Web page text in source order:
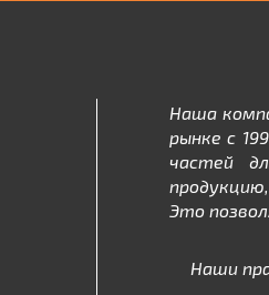
Наша
рынке с
частей
Это
Наши